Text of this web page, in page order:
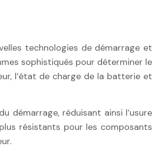
technologies de démarrage et
sophistiqués pour déterminer le
l’état de charge de la batterie et
démarrage, réduisant ainsi l’usure
résistants pour les composants